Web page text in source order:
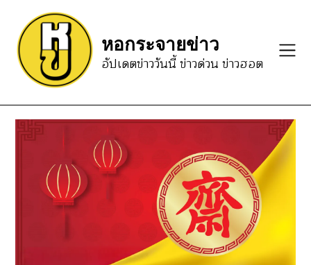
content
หอกระจายข่าว
อัปเดตข่าววันนี้ ข่าวด่วน ข่าวฮอต